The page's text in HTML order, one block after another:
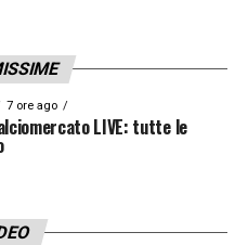
7 ore ago
LIVE: tutte le